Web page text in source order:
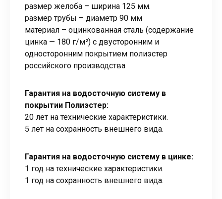
размер желоба – ширина 125 мм.
размер трубы – диаметр 90 мм
материал – оцинкованная сталь (содержание
цинка — 180 г/м²) с двусторонним и
односторонним покрытием полиэстер
российского производства
Гарантия на водосточную систему в
покрытии Полиэстер:
20 лет на технические характеристики.
5 лет на сохранность внешнего вида.
Гарантия на водосточную систему в цинке:
1 год на технические характеристики.
1 год на сохранность внешнего вида.